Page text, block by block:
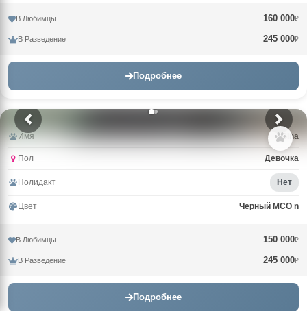
В Любимцы 160 000₽
В Разведение 245 000₽
Подробнее
Имя Gina
Пол Девочка
Полидакт Нет
Цвет Черный MCO n
В Любимцы 150 000₽
В Разведение 245 000₽
Подробнее